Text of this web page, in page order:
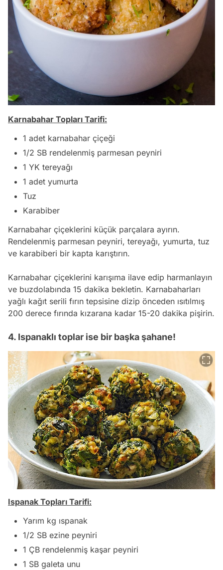
Karnabahar Topları Tarifi:
1 adet karnabahar çiçeği
1/2 SB rendelenmiş parmesan peyniri
1 YK tereyağı
1 adet yumurta
Tuz
Karabiber
Karnabahar çiçeklerini küçük parçalara ayırın.
Rendelenmiş parmesan peyniri, tereyağı, yumurta, tuz
ve karabiberi bir kapta karıştırın.
Karnabahar çiçeklerini karışıma ilave edip harmanlayın
ve buzdolabında 15 dakika bekletin. Karnabaharları
yağlı kağıt serili fırın tepsisine dizip önceden ısıtılmış
200 derece fırında kızarana kadar 15-20 dakika pişirin.
4. Ispanaklı toplar ise bir başka şahane!
Ispanak Topları Tarifi:
Yarım kg ıspanak
1/2 SB ezine peyniri
1 ÇB rendelenmiş kaşar peyniri
1 SB galeta unu